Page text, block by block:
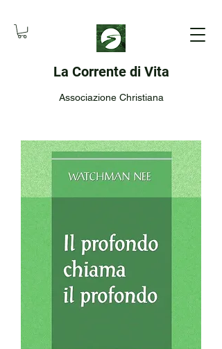
La Corrente di Vita
Associazione Christiana